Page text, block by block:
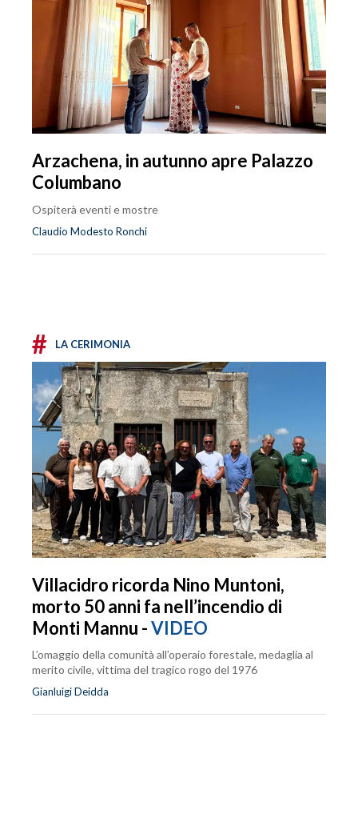
Arzachena, in autunno apre Palazzo
Columbano
Ospiterà eventi e mostre
Claudio Modesto Ronchi
# LA CERIMONIA
Villacidro ricorda Nino Muntoni,
morto 50 anni fa nell’incendio di
Monti Mannu -VIDEO
L’omaggio della comunità all’operaio forestale, medaglia al
merito civile, vittima del tragico rogo del 1976
Gianluigi Deidda